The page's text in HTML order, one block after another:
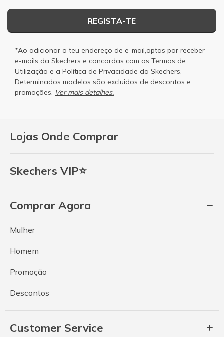
Lojas Onde Comprar
Skechers VIP⭐
Comprar Agora
Mulher
Homem
Promoção
Descontos
Customer Service
REGISTA-TE
*Ao adicionar o teu endereço de e-mail,optas por receber
e-mails da Skechers e concordas com os Termos de
Utilização e a Política de Privacidade da Skechers.
Determinados modelos são excluidos de descontos e
promoções. Ver mais detalhes.